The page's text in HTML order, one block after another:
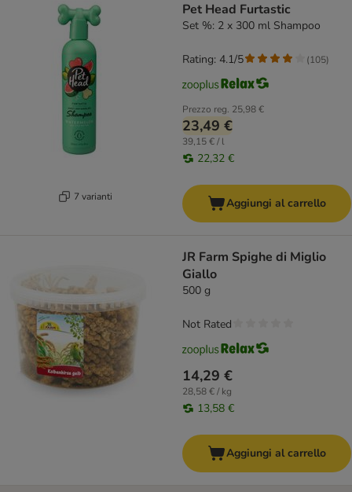
7 varianti
Pet Head Furtastic
Set %: 2 x 300 ml Shampoo
Prezzo reg. 25,98 €
23,49 €
39,15 € / l
22,32 €
Rating: 4.1/5 (105)
Aggiungi al carrello
JR Farm Spighe di Miglio
Giallo
500 g
14,29 €
28,58 € / kg
13,58 €
Not Rated
Aggiungi al carrello